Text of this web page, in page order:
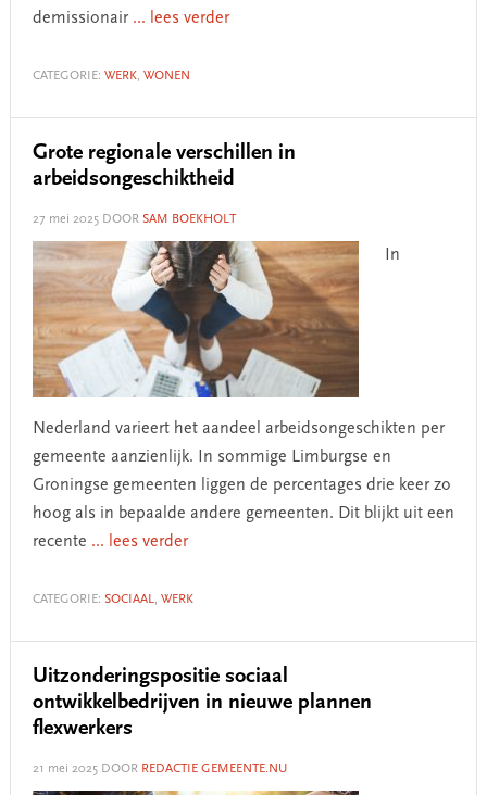
demissionair ... lees verder
CATEGORIE: WERK, WONEN
Grote regionale verschillen in
arbeidsongeschiktheid
27 mei 2025DOOR SAM BOEKHOLT
In
Nederland varieert het aandeel arbeidsongeschikten per
gemeente aanzienlijk. In sommige Limburgse en
Groningse gemeenten liggen de percentages drie keer zo
hoog als in bepaalde andere gemeenten. Dit blijkt uit een
recente ... lees verder
CATEGORIE: SOCIAAL, WERK
Uitzonderingspositie sociaal
ontwikkelbedrijven in nieuwe plannen
flexwerkers
21 mei 2025DOOR REDACTIE GEMEENTE.NU